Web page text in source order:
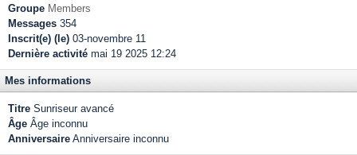
Groupe Members
Messages 354
Inscrit(e) (le) 03-novembre 11
Dernière activité mai 19 2025 12:24
Mes informations
Titre Sunriseur avancé
Âge Âge inconnu
Anniversaire Anniversaire inconnu